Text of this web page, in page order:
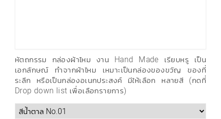
หัตถกรรม กล่องผ้าไหม งาน Hand Made เรียบหรู เป็น
เอกลักษณ์ ทำจากผ้าไหม เหมาะเป็นกล่องของขวัญ ของที่
ระลึก หรือเป็นกล่องอเนกประสงค์ มีให้เลือก หลายสี (กดที่
Drop down list เพื่อเลือกรายการ)